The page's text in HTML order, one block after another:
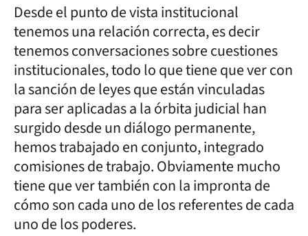
Desde el punto de vista institucional
tenemos una relación correcta, es decir
tenemos conversaciones sobre cuestiones
institucionales, todo lo que tiene que ver con
la sanción de leyes que están vinculadas
para ser aplicadas a la órbita judicial han
surgido desde un diálogo permanente,
hemos trabajado en conjunto, integrado
comisiones de trabajo. Obviamente mucho
tiene que ver también con la impronta de
cómo son cada uno de los referentes de cada
uno de los poderes.